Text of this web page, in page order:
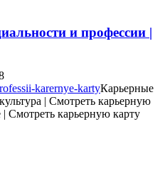
и профессии |
Карьерные
| Смотреть карьерную
Смотреть карьерную карту